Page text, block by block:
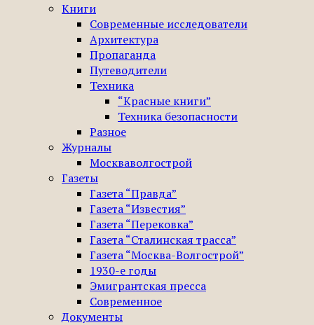
Книги
Современные исследователи
Архитектура
Пропаганда
Путеводители
Техника
“Красные книги”
Техника безопасности
Разное
Журналы
Москваволгострой
Газеты
Газета “Правда”
Газета “Известия”
Газета “Перековка”
Газета “Сталинская трасса”
Газета “Москва-Волгострой”
1930-е годы
Эмигрантская пресса
Современное
Документы